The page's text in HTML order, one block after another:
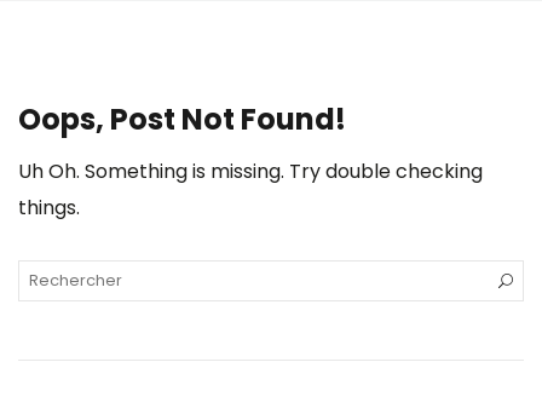
Oops, Post Not Found!
Uh Oh. Something is missing. Try double checking
things.